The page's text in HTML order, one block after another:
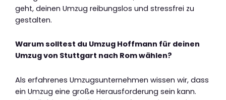
geht, deinen Umzug reibungslos und stressfrei zu
gestalten.
Warum solltest du Umzug Hoffmann für deinen
Umzug von Stuttgart nach Rom wählen?
Als erfahrenes Umzugsunternehmen wissen wir, dass
ein Umzug eine große Herausforderung sein kann.